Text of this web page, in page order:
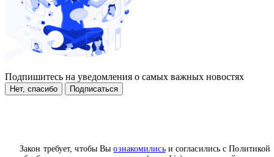
Закон требует, чтобы Выознакомилисьи согласились с Политикой
Подпишитесь на уведомления о самых важных новостях
Нет, спасибо Подписаться